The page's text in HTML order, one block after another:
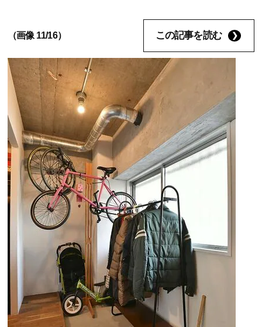
（画像 11/16） この記事を読む